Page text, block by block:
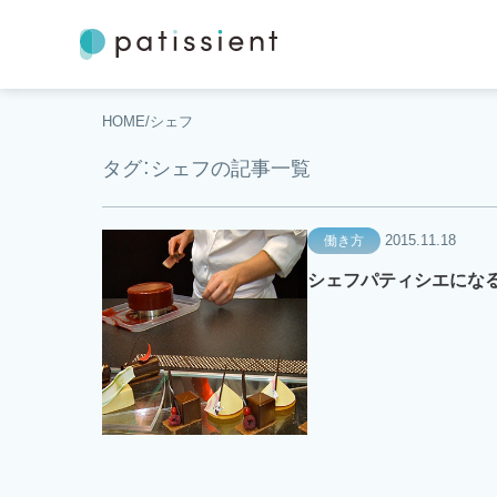
HOME シェフ
タグ：シェフの記事一覧
働き方 2015.11.18
シェフパティシエにな